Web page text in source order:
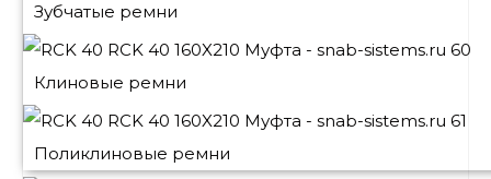
Зубчатые ремни
Клиновые ремни
Поликлиновые ремни